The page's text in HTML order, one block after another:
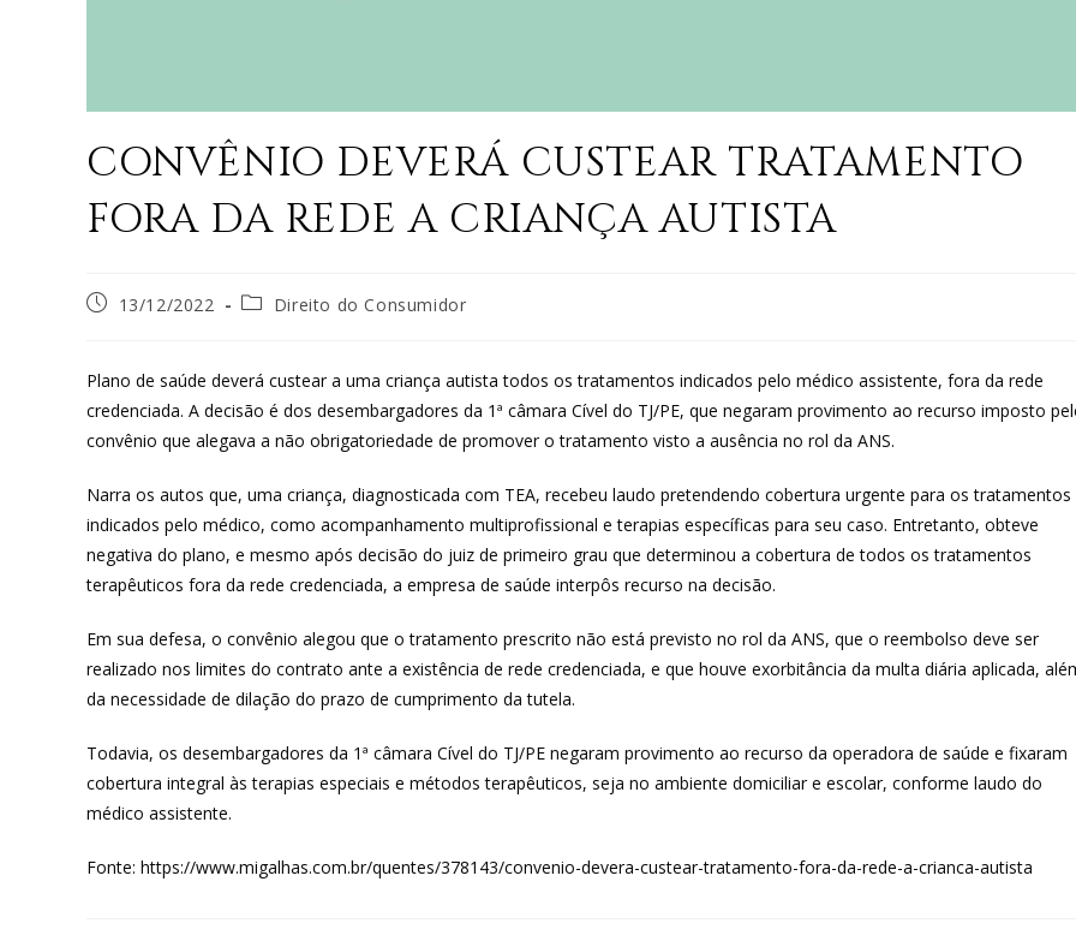
CONVÊNIO DEVERÁ CUSTEAR TRATAMENTO
FORA DA REDE A CRIANÇA AUTISTA
13/12/2022 Direito do Consumidor
Plano de saúde deverá custear a uma criança autista todos os tratamentos indicados pelo médico assistente, fora da rede
credenciada. A decisão é dos desembargadores da 1ª câmara Cível do TJ/PE, que negaram provimento ao recurso imposto
convênio que alegava a não obrigatoriedade de promover o tratamento visto a ausência no rol da ANS.
Narra os autos que, uma criança, diagnosticada com TEA, recebeu laudo pretendendo cobertura urgente para os tratamentos
indicados pelo médico, como acompanhamento multiprofissional e terapias específicas para seu caso. Entretanto, obteve
negativa do plano, e mesmo após decisão do juiz de primeiro grau que determinou a cobertura de todos os tratamentos
terapêuticos fora da rede credenciada, a empresa de saúde interpôs recurso na decisão.
Em sua defesa, o convênio alegou que o tratamento prescrito não está previsto no rol da ANS, que o reembolso deve ser
realizado nos limites do contrato ante a existência de rede credenciada, e que houve exorbitância da multa diária aplicada,
da necessidade de dilação do prazo de cumprimento da tutela.
Todavia, os desembargadores da 1ª câmara Cível do TJ/PE negaram provimento ao recurso da operadora de saúde e fixaram
cobertura integral às terapias especiais e métodos terapêuticos, seja no ambiente domiciliar e escolar, conforme laudo do
médico assistente.
Fonte: https://www.migalhas.com.br/quentes/378143/convenio-devera-custear-tratamento-fora-da-rede-a-crianca-autista